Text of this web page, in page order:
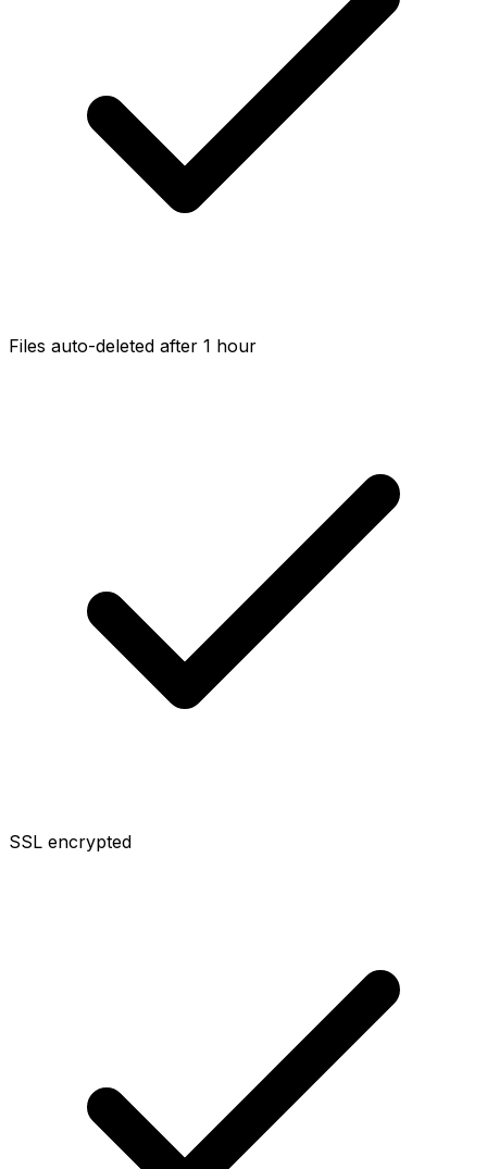
Files auto-deleted after 1 hour
SSL encrypted